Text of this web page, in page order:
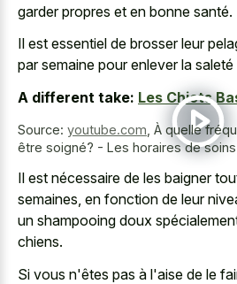
garder propres et en bonne santé.
Il est essentiel de brosser leur
par semaine pour enlever la saleté
A different take: Les Chiots
Source: youtube.com À quelle
être soigné? - Les horaires de
Il est nécessaire de les baigner
semaines, en fonction de leur
un shampooing doux
chiens.
Si vous n'êtes pas à l'aise de le